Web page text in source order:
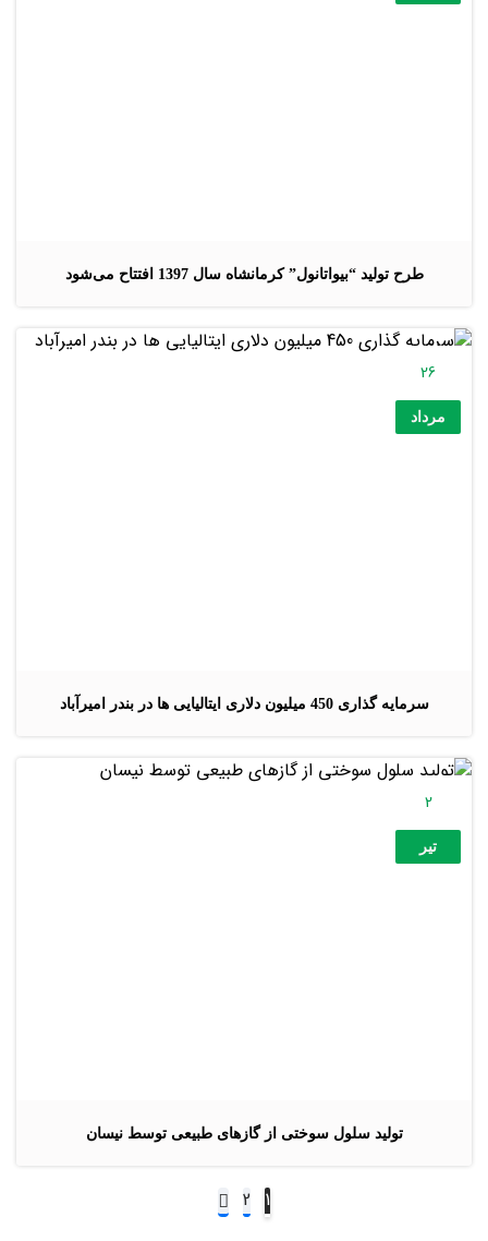
طرح تولید “بیواتانول” کرمانشاه سال 1397 افتتاح می‌شود
سرمایه گذاری 450 میلیون دلاری ایتالیایی ها در بندر امیرآباد
26
مرداد
تولید سلول سوختی از گازهای طبیعی توسط نیسان
2
تیر
1
2